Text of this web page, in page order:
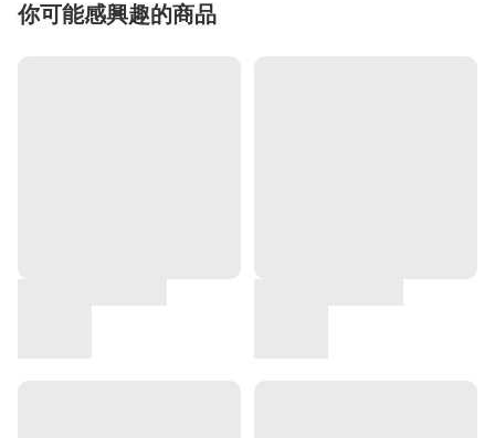
你可能感興趣的商品